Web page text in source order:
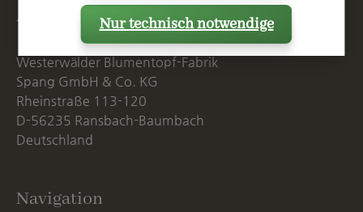
Anschrift
Westerwälder Blumentopf-Fabrik
Spang GmbH & Co. KG
Rheinstraße 113-120
D-56235 Ransbach-Baumbach
Deutschland
Navigation
Nur technisch notwendige